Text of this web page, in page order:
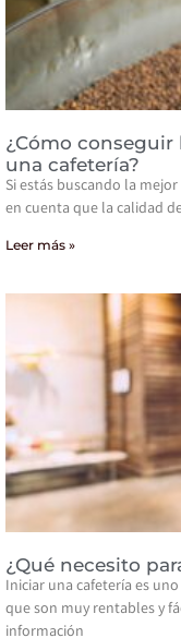
¿Cómo
una cafetería?
Si estás buscando la
en cuenta que la calidad
Leer más »
¿Qué necesito
Iniciar una cafetería es
que son muy rentables y
información